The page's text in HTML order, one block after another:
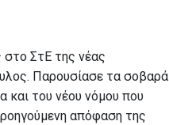
στο ΣτΕ της νέας
Παρουσίασε τα σοβαρά
και του νέου νόμου που
απόφαση της